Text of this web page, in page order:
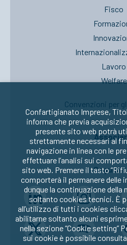
Fisco
Lavoro
Welfare
Convenzioni per
Seguici
Confartigianato Imprese,
informa che previa
presente sito web potrà
strettamente necessari al
navigazione in linea con le
effettuare l’analisi sui
sito web. Premere il tasto
comporterà il permanere delle
dunque la continuazione
soltanto cookies tecnici. È
all’utilizzo di tutti i cookies
abilitarne soltanto alcuni
nella sezione “Cookie setting”
sui cookie è possibile